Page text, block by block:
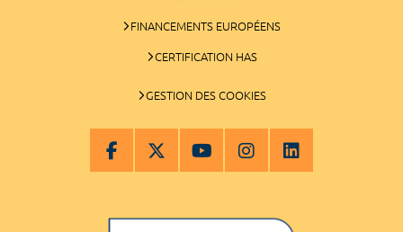
FINANCEMENTS EUROPÉENS
CERTIFICATION HAS
GESTION DES COOKIES